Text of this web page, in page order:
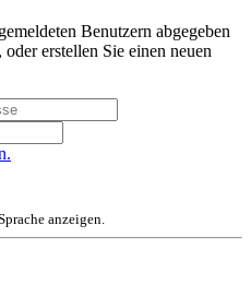
Benutzern abgegeben
erstellen Sie einen neuen
anzeigen.